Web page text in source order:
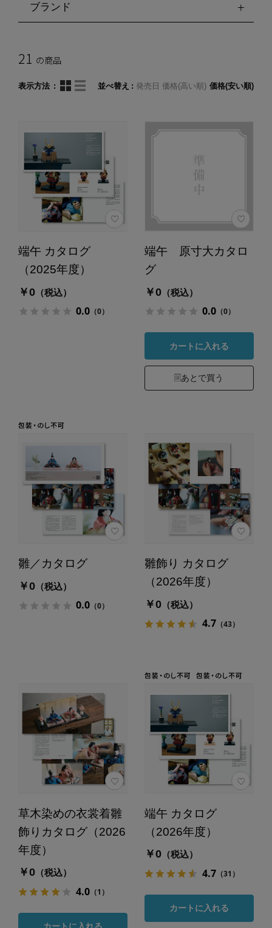
ブランド
21 の商品
表示方法 並べ替え 発売日 価格(高い順) 価格(安い順)
端午 カタログ
（2025年度）
￥0（税込）
0.0（0）
端午 原寸大カタロ
グ
￥0（税込）
0.0（0）
カートに入れる
あとで買う
雛／カタログ
￥0（税込）
0.0（0）
雛飾り カタログ
（2026年度）
￥0（税込）
4.7（43）
草木染めの衣裳着雛
飾りカタログ（2026
年度）
￥0（税込）
4.0（1）
端午 カタログ
（2026年度）
￥0（税込）
4.7（31）
カートに入れる